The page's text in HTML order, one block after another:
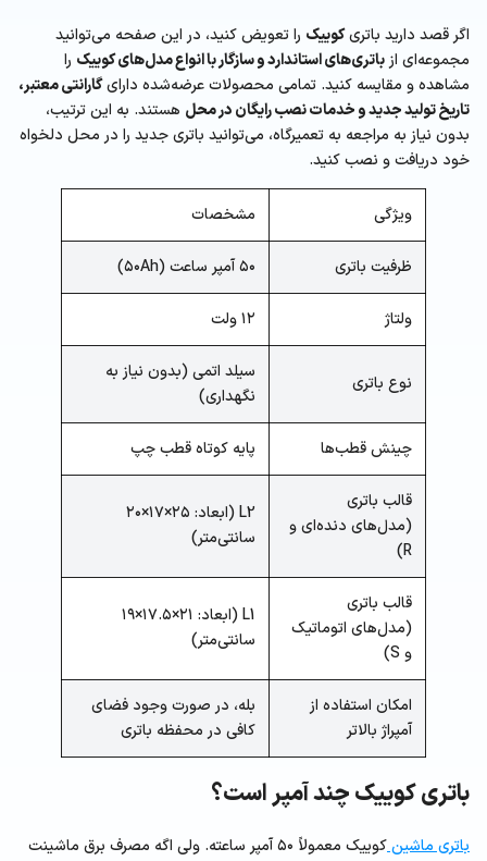
اگر قصد دارید باتریکوییک را تعویض کنید، در این صفحه می‌توانید
مجموعه‌ای از باتری‌های استاندارد و سازگار با انواع مدل‌های کوییک را
مشاهده و مقایسه کنید. تمامی محصولات عرضه‌شده دارایگارانتی معتبر،
تاریخ تولید جدید و خدمات نصب رایگان در محل هستند. به این ترتیب،
بدون نیاز به مراجعه به تعمیرگاه، می‌توانید باتری جدید را در محل دلخواه
خود دریافت و نصب کنید.
ویژگی مشخصات
ظرفیت باتری ۵۰ آمپر ساعت (۵۰Ah)
ولتاژ ۱۲ ولت
نوع باتری
سیلد اتمی (بدون نیاز به
نگهداری)
چینش قطب‌ها پایه کوتاه قطب چپ
قالب باتری
(مدل‌های دنده‌ای و
R)
L2 (ابعاد: ۲۵×۱۷×۲۰
سانتی‌متر)
قالب باتری
(مدل‌های اتوماتیک
و S)
L1 (ابعاد: ۲۱×۱۷.۵×۱۹
سانتی‌متر)
امکان استفاده از
آمپراژ بالاتر
بله، در صورت وجود فضای
کافی در محفظه باتری
باتری کوییک چند آمپر است؟
باتری ماشین
کوییک معمولاً ۵۰ آمپر ساعته. ولی اگه مصرف برق ماشینت